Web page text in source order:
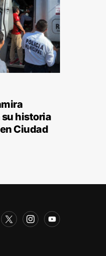
historia
Ciudad